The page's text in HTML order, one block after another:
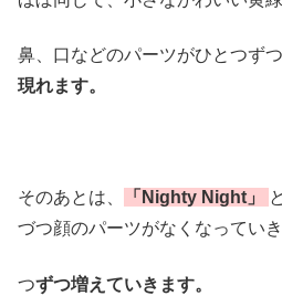
鼻、口などのパーツがひとつず
現れます。
そのあとは、 「Nighty Night」
づつ顔のパーツがなくなってい
つずつ増えていきます。